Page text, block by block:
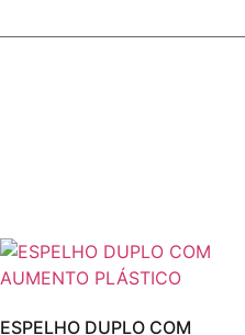
ESPELHO DUPLO COM